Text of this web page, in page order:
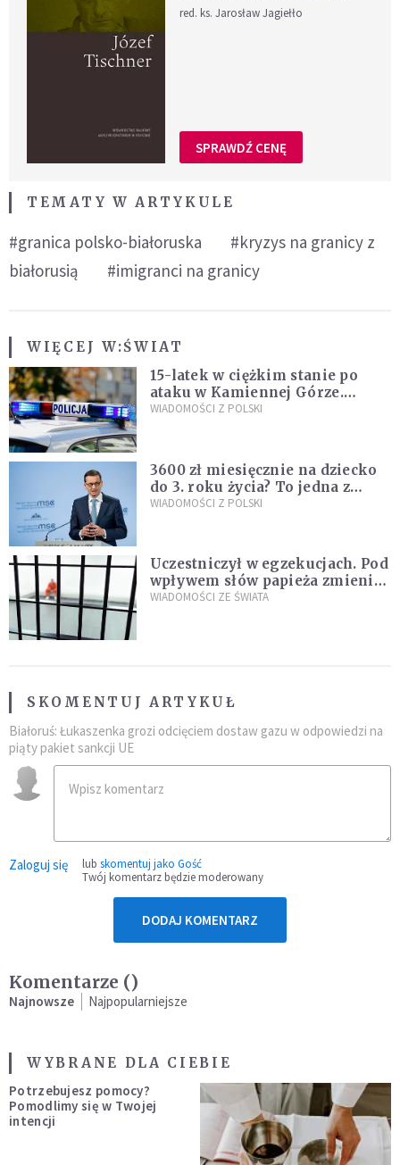
red. ks. Jarosław Jagiełło
SPRAWDŹ CENĘ
TEMATY W ARTYKULE
#granica polsko-białoruska
#kryzys na granicy z
białorusią
#imigranci na granicy
WIĘCEJ W:ŚWIAT
15-latek w ciężkim stanie po
ataku w Kamiennej Górze.
Policja zatrzymała dwóch
WIADOMOŚCI Z POLSKI
3600 zł miesięcznie na dziecko
do 3. roku życia? To jedna z
propozycji programu "Rozwój
WIADOMOŚCI Z POLSKI
Uczestniczył w egzekucjach. Pod
wpływem słów papieża zmienił
zdanie
WIADOMOŚCI ZE ŚWIATA
SKOMENTUJ ARTYKUŁ
Białoruś: Łukaszenka grozi odcięciem dostaw gazu w odpowiedzi na
piąty pakiet sankcji UE
Zaloguj się lub skomentuj jako Gość
Twój komentarz będzie moderowany
DODAJ KOMENTARZ
Komentarze ()
Najnowsze Najpopularniejsze
WYBRANE DLA CIEBIE
Potrzebujesz pomocy?
Pomodlimy się w Twojej
intencji